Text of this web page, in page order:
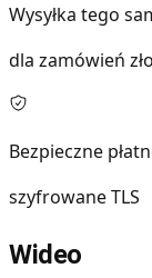
Wysyłka tego
dla zamówień
Bezpieczne
szyfrowane TLS
Wideo